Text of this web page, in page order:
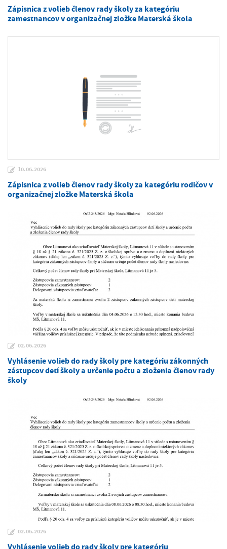
Zápisnica z volieb členov rady školy za kategóriu
zamestnancov v organizačnej zložke Materská škola
10.06.2026
Zápisnica z volieb členov rady školy za kategóriu rodičov v
organizačnej zložke Materská škola
02.06.2026
Vyhlásenie volieb do rady školy pre kategóriu zákonných
zástupcov detí školy a určenie počtu a zloženia členov rady
školy
02.06.2026